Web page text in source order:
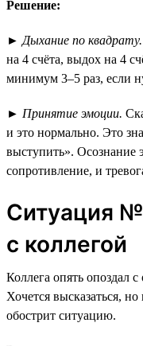
Решение:
► Дыхание по квадрату.
на 4 счёта, выдох на 4
минимум 3–5 раз, если
► Принятие эмоции.
и это нормально. Это
выступить». Осознание
сопротивление, и
Ситуация
с коллегой
Коллега опять опоздал
Хочется высказаться,
обострит ситуацию.